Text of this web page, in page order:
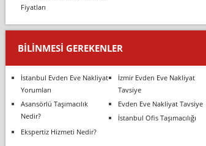
Fiyatları
BILINMESI GEREKENLER
İstanbul Evden Eve Nakliyat
Yorumları
İzmir Evden Eve Nakliyat
Tavsiye
Asansörlü Taşımacılık
Nedir?
Evden Eve Nakliyat Tavsiye
İstanbul Ofis Taşımacılığı
Ekspertiz Hizmeti Nedir?